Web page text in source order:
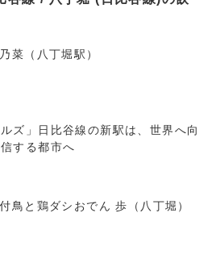
菜（八丁堀駅）
ルズ」日比谷線の新駅は、世界へ向
する都市へ
と鶏ダシおでん 歩（八丁堀）